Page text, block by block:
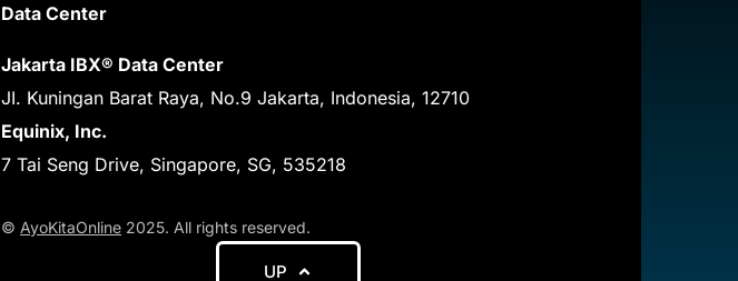
Data Center
Jakarta IBX® Data Center
JI. Kuningan Barat Raya, No.9 Jakarta, Indonesia, 12710
Equinix, Inc.
7 Tai Seng Drive, Singapore, SG, 535218
© AyoKitaOnline 2025. All rights reserved.
UP